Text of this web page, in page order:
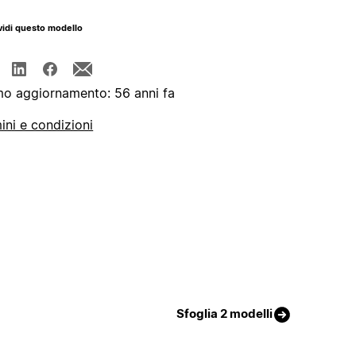
questo modello
aggiornamento: 56 anni fa
e condizioni
Sfoglia 2 modelli